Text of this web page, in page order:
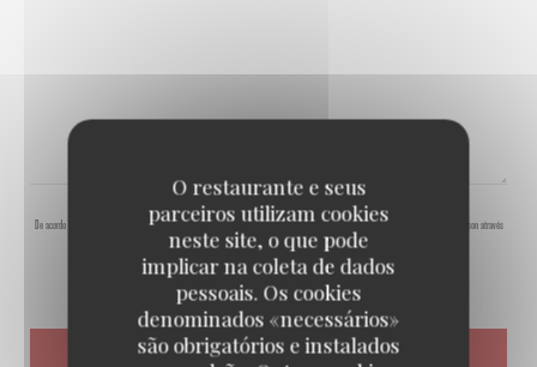
O restaurante e seus
parceiros utilizam cookies
neste site, o que pode
implicar na coleta de dados
pessoais. Os cookies
denominados «necessários»
são obrigatórios e instalados
De acordo com a legislação de proteção de dados, tem o direito de se opor a comunicações de marketing. Pode registar-se na Lista Robinson através
. Para mais informações sobre o tratamento dos seus dados, consulte a nossa